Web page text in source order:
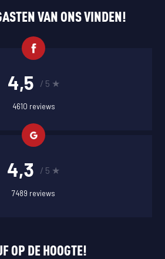
VAN ONS VINDEN!
4,5 / 5 ★
4610 reviews
4,3 / 5 ★
7489 reviews
OP DE HOOGTE!